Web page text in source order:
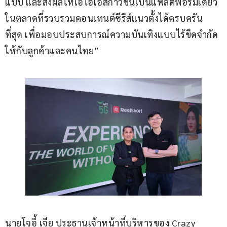
ในตลาดที่รวบรวมคอนเทนต์ซีรีส์แนวตั้งได้ครบครัน
ที่สุด เพื่อมอบประสบการณ์ความบันเทิงแบบไร้ขีดจำกัด
ให้กับลูกค้าและคนไทย”
นายโจอี้ เจีย ประธานเจ้าหน้าที่บริหารของ Crazy